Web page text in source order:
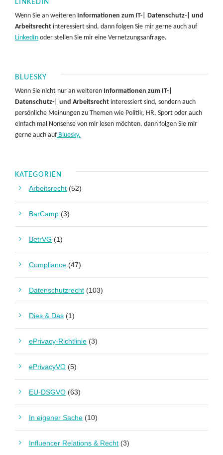
LINKEDIN
Wenn Sie an weiteren Informationen zum IT-| Datenschutz-| und
Arbeitsrecht interessiert sind, dann folgen Sie mir gerne auch auf
LinkedIn oder stellen Sie mir eine Vernetzungsanfrage.
BLUESKY
Wenn Sie nicht nur an weiteren Informationen zum IT-|
Datenschutz-| und Arbeitsrecht interessiert sind, sondern auch
persönliche Meinungen zu Themen wie Politik, HR, Sport oder auch
einfach mal Nonsense von mir lesen möchten, dann folgen Sie mir
gerne auch aufBluesky.
KATEGORIEN
Arbeitsrecht (52)
BarCamp (3)
BetrVG (1)
Compliance (47)
Datenschutzrecht (103)
Dies & Das (1)
ePrivacy-Richtlinie (3)
ePrivacyVO (5)
EU-DSGVO (63)
In eigener Sache (10)
Influencer Relations & Recht (3)